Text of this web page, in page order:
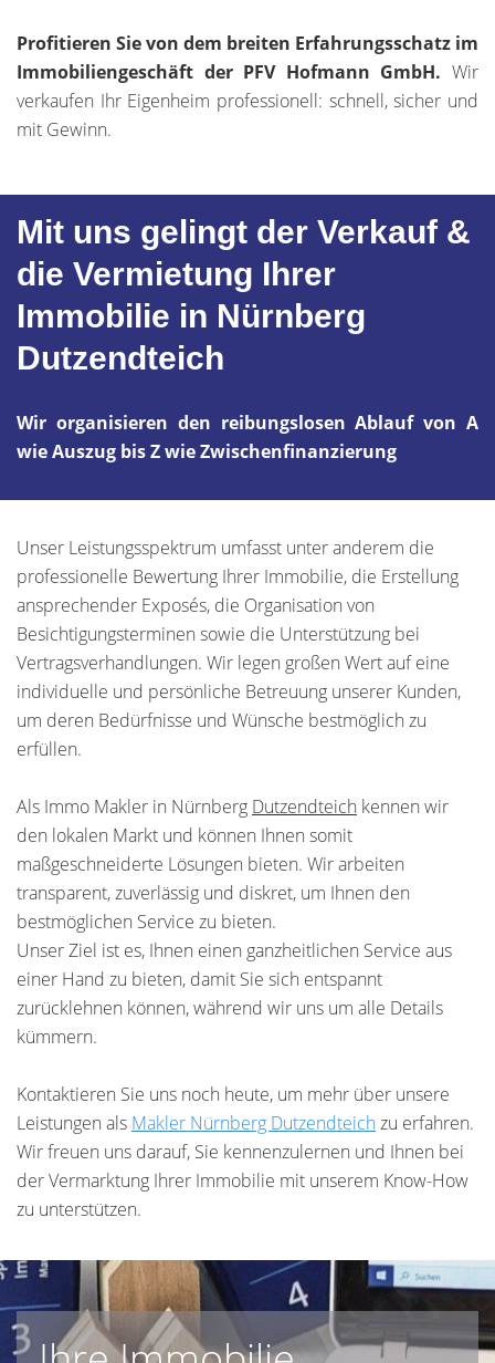
Profitieren Sie von dem breiten Erfahrungsschatz im
Immobiliengeschäft der PFV Hofmann GmbH. Wir
verkaufen Ihr Eigenheim professionell: schnell, sicher und
mit Gewinn.
Mit uns gelingt der Verkauf &
die Vermietung Ihrer
Immobilie in Nürnberg
Dutzendteich
Wir organisieren den reibungslosen Ablauf von A
wie Auszug bis Z wie Zwischenfinanzierung
Unser Leistungsspektrum umfasst unter anderem die
professionelle Bewertung Ihrer Immobilie, die Erstellung
ansprechender Exposés, die Organisation von
Besichtigungsterminen sowie die Unterstützung bei
Vertragsverhandlungen. Wir legen großen Wert auf eine
individuelle und persönliche Betreuung unserer Kunden,
um deren Bedürfnisse und Wünsche bestmöglich zu
erfüllen.
Als Immo Makler in Nürnberg Dutzendteich kennen wir
den lokalen Markt und können Ihnen somit
maßgeschneiderte Lösungen bieten. Wir arbeiten
transparent, zuverlässig und diskret, um Ihnen den
bestmöglichen Service zu bieten.
Unser Ziel ist es, Ihnen einen ganzheitlichen Service aus
einer Hand zu bieten, damit Sie sich entspannt
zurücklehnen können, während wir uns um alle Details
kümmern.
Kontaktieren Sie uns noch heute, um mehr über unsere
Leistungen als Makler Nürnberg Dutzendteich zu erfahren.
Wir freuen uns darauf, Sie kennenzulernen und Ihnen bei
der Vermarktung Ihrer Immobilie mit unserem Know-How
zu unterstützen.